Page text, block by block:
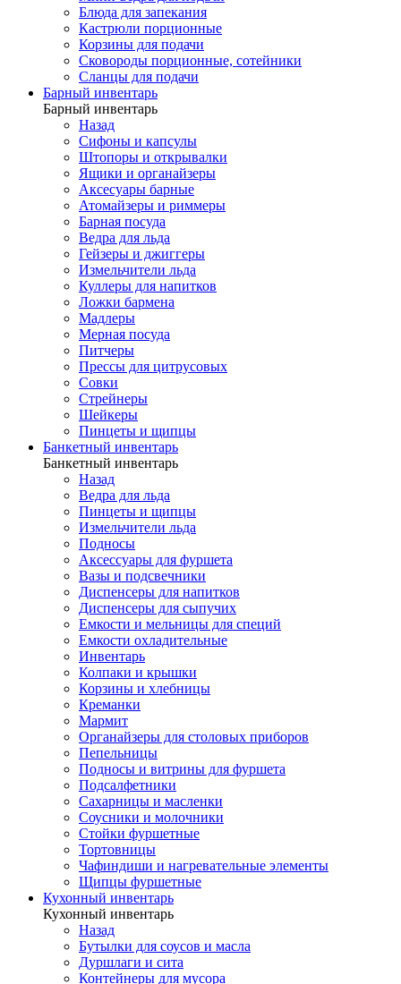
Блюда для запекания
Кастрюли порционные
Корзины для подачи
Сковороды порционные, сотейники
Сланцы для подачи
Барный инвентарь
Барный инвентарь
Назад
Сифоны и капсулы
Штопоры и открывалки
Ящики и органайзеры
Аксесуары барные
Атомайзеры и риммеры
Барная посуда
Ведра для льда
Гейзеры и джиггеры
Измельчители льда
Куллеры для напитков
Ложки бармена
Мадлеры
Мерная посуда
Питчеры
Прессы для цитрусовых
Совки
Стрейнеры
Шейкеры
Пинцеты и щипцы
Банкетный инвентарь
Банкетный инвентарь
Назад
Ведра для льда
Пинцеты и щипцы
Измельчители льда
Подносы
Аксессуары для фуршета
Вазы и подсвечники
Диспенсеры для напитков
Диспенсеры для сыпучих
Емкости и мельницы для специй
Емкости охладительные
Инвентарь
Колпаки и крышки
Корзины и хлебницы
Креманки
Мармит
Органайзеры для столовых приборов
Пепельницы
Подносы и витрины для фуршета
Подсалфетники
Сахарницы и масленки
Соусники и молочники
Стойки фуршетные
Тортовницы
Чафиндиши и нагревательные элементы
Щипцы фуршетные
Кухонный инвентарь
Кухонный инвентарь
Назад
Бутылки для соусов и масла
Дуршлаги и сита
Контейнеры для мусора